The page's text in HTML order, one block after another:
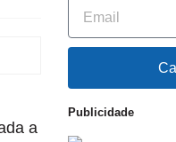
a
Publicidade